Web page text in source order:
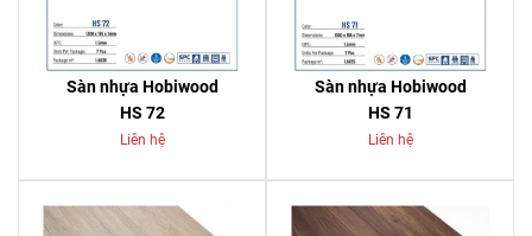
Sàn nhựa Hobiwood
HS 72
Liên hệ
Sàn nhựa Hobiwood
HS 71
Liên hệ